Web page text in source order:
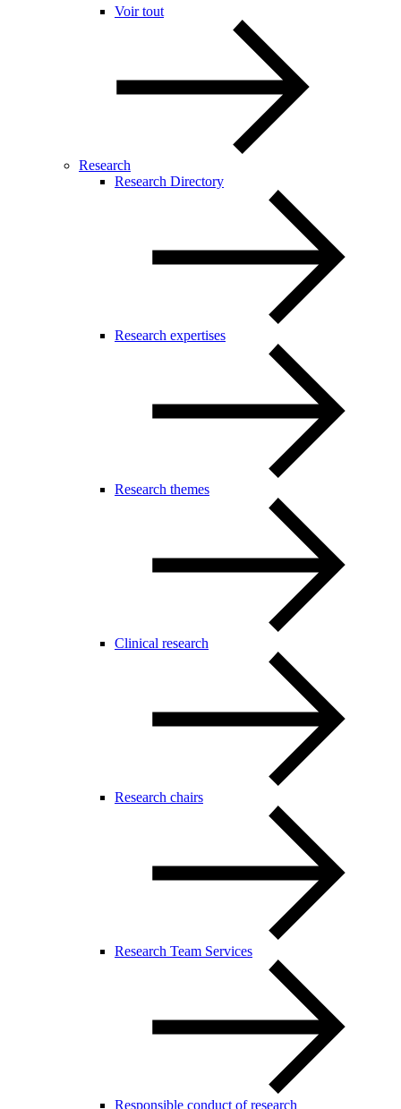
Voir tout
Research
Research Directory
Research expertises
Research themes
Clinical research
Research chairs
Research Team Services
Responsible conduct of research